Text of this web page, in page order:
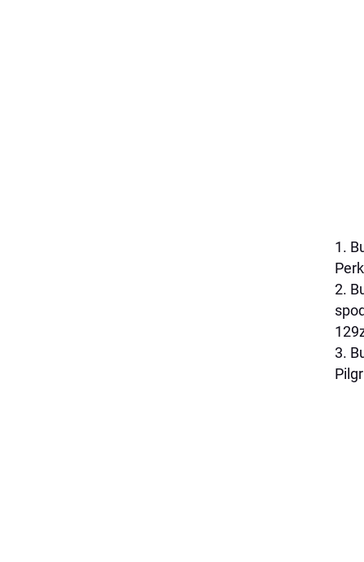
1.
2.
3.